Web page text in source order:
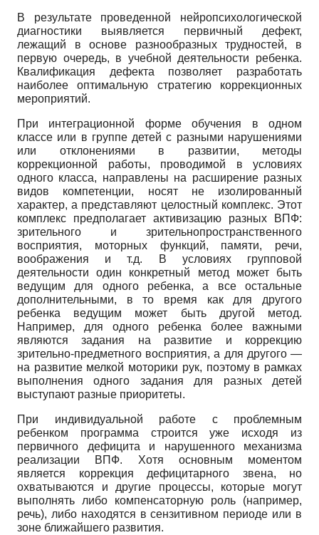
В результате проведенной нейропсихологической
диагностики выявляется первичный дефект,
лежащий в основе разнообразных трудностей, в
первую очередь, в учебной деятельности ребенка.
Квалификация дефекта позволяет разработать
наиболее оптимальную стратегию коррекционных
мероприятий.
При интеграционной форме обучения в одном
классе или в группе детей с разными нарушениями
или отклонениями в развитии, методы
коррекционной работы, проводимой в условиях
одного класса, направлены на расширение разных
видов компетенции, носят не изолированный
характер, а представляют целостный комплекс. Этот
комплекс предполагает активизацию разных ВПФ:
зрительного и зрительно­пространственного
восприятия, моторных функций, памяти, речи,
воображения и т.д. В условиях групповой
деятельности один конкретный метод может быть
ведущим для одного ребенка, а все остальные
дополнительными, в то время как для другого
ребенка ведущим может быть другой метод.
Например, для одного ребенка более важными
являются задания на развитие и коррекцию
зрительно-предметного восприятия, а для другого —
на развитие мелкой моторики рук, поэтому в рамках
выполнения одного задания для разных детей
выступают разные приоритеты.
При индивидуальной работе с проблемным
ребенком программа строитсяуже исходя из
первичного дефицита и нарушенного механизма
реализации ВПФ. Хотя основным моментом
является коррекция дефицитарного звена, но
охватываются и другие процессы, которые могут
выполнять либо компенсаторную роль (например,
речь), либо находятся в сензитивном периоде или в
зоне ближайшего развития.